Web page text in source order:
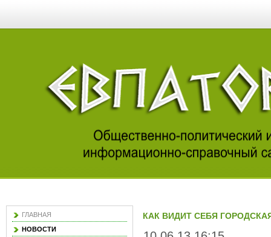
ГЛАВНАЯ
НОВОСТИ
КАК ВИДИТ СЕБЯ